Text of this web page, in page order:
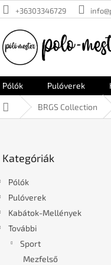
+36303346729
Pólók Pulóverek
KezdőlapBRGS Collection
átugrása
Kategóriák
Pólók
Pulóverek
Kabátok-Mellények
További
Sport
Mezfelső